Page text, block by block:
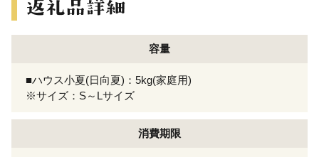
容量
■ハウス小夏(日向夏)：5kg(家庭用)
※サイズ：S～Lサイズ
消費期限